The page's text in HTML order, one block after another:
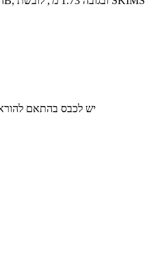
יש לכבס בהתאם